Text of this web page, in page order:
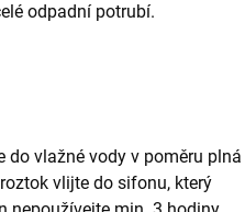
odpadní potrubí.
do vlažné vody v poměru plná
vlijte do sifonu, který